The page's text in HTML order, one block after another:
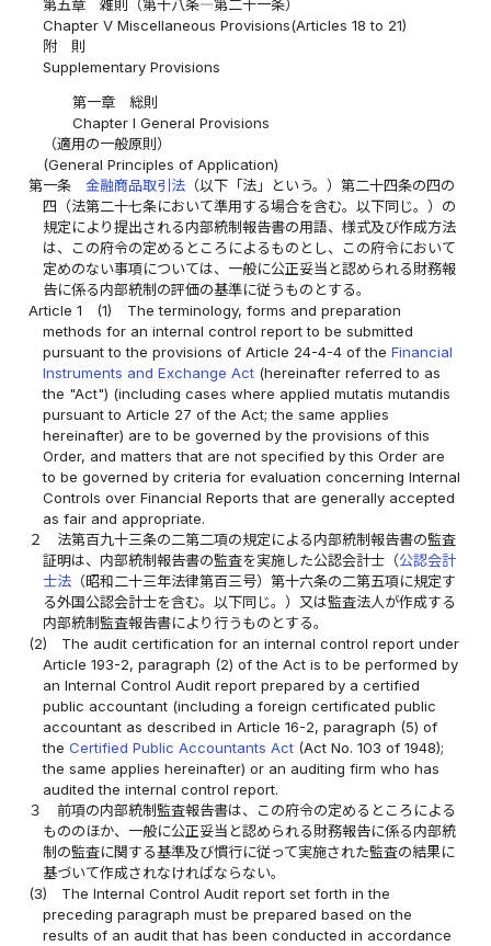
第五章 雑則（第十八条―第二十一条）
Chapter V Miscellaneous Provisions(Articles 18 to 21)
附 則
Supplementary Provisions
第一章 総則
Chapter I General Provisions
（適用の一般原則）
(General Principles of Application)
第一条
金融商品取引法 （以下「法」という。）第二十四条の四の
四（法第二十七条において準用する場合を含む。以下同じ。）の
規定により提出される内部統制報告書の用語、様式及び作成方法
は、この府令の定めるところによるものとし、この府令において
定めのない事項については、一般に公正妥当と認められる財務報
告に係る内部統制の評価の基準に従うものとする。
Article 1
(1)
The terminology, forms and preparation
methods for an internal control report to be submitted
pursuant to the provisions of Article 24-4-4 of theFinancial
Instruments and Exchange Act (hereinafter referred to as
the "Act") (including cases where applied mutatis mutandis
pursuant to Article 27 of the Act; the same applies
hereinafter) are to be governed by the provisions of this
Order, and matters that are not specified by this Order are
to be governed by criteria for evaluation concerning Internal
Controls over Financial Reports that are generally accepted
as fair and appropriate.
２
法第百九十三条の二第二項の規定による内部統制報告書の監査
証明は、内部統制報告書の監査を実施した公認会計士（公認会計
士法 （昭和二十三年法律第百三号）第十六条の二第五項に規定す
る外国公認会計士を含む。以下同じ。）又は監査法人が作成する
内部統制監査報告書により行うものとする。
(2)
The audit certification for an internal control report under
Article 193-2, paragraph (2) of the Act is to be performed by
an Internal Control Audit report prepared by a certified
public accountant (including a foreign certificated public
accountant as described in Article 16-2, paragraph (5) of
theCertified Public Accountants Act (Act No. 103 of 1948);
the same applies hereinafter) or an auditing firm who has
audited the internal control report.
３
前項の内部統制監査報告書は、この府令の定めるところによる
もののほか、一般に公正妥当と認められる財務報告に係る内部統
制の監査に関する基準及び慣行に従って実施された監査の結果に
基づいて作成されなければならない。
(3)
The Internal Control Audit report set forth in the
preceding paragraph must be prepared based on the
results of an audit that has been conducted in accordance